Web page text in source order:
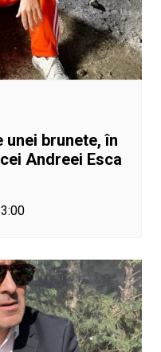
unei brunete, în
Andreei Esca